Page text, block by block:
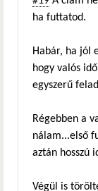
ha futtatod.
Habár, ha jól
hogy valós
egyszerű
Régebben a
nálam...első
aztán hosszú
Végül is